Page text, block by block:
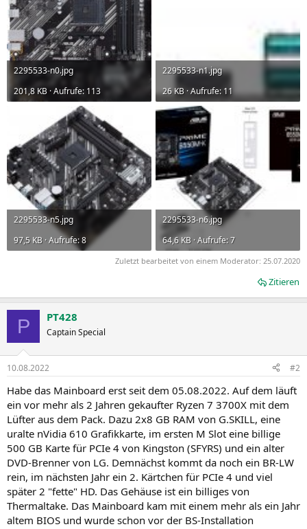
2295533-n0.jpg
201,8 KB · Aufrufe: 113
2295533-n1.jpg
26 KB · Aufrufe: 11
2295533-n5.jpg
97,5 KB · Aufrufe: 8
2295533-n6.jpg
64,6 KB · Aufrufe: 7
Zuletzt bearbeitet von einem Moderator: 25.07.2020
Zitieren
P PT428
Captain Special
10.08.2022 #2
Habe das Mainboard erst seit dem 05.08.2022. Auf dem läuft
ein vor mehr als 2 Jahren gekaufter Ryzen 7 3700X mit dem
Lüfter aus dem Pack. Dazu 2x8 GB RAM von G.SKILL, eine
uralte nVidia 610 Grafikkarte, im ersten M Slot eine billige
500 GB Karte für PCIe 4 von Kingston (SFYRS) und ein alter
DVD-Brenner von LG. Demnächst kommt da noch ein BR-LW
rein, im nächsten Jahr ein 2. Kärtchen für PCIe 4 und viel
später 2 "fette" HD. Das Gehäuse ist ein billiges von
Thermaltake. Das Mainboard kam mit einem mehr als ein Jahr
altem BIOS und wurde schon vor der BS-Installation